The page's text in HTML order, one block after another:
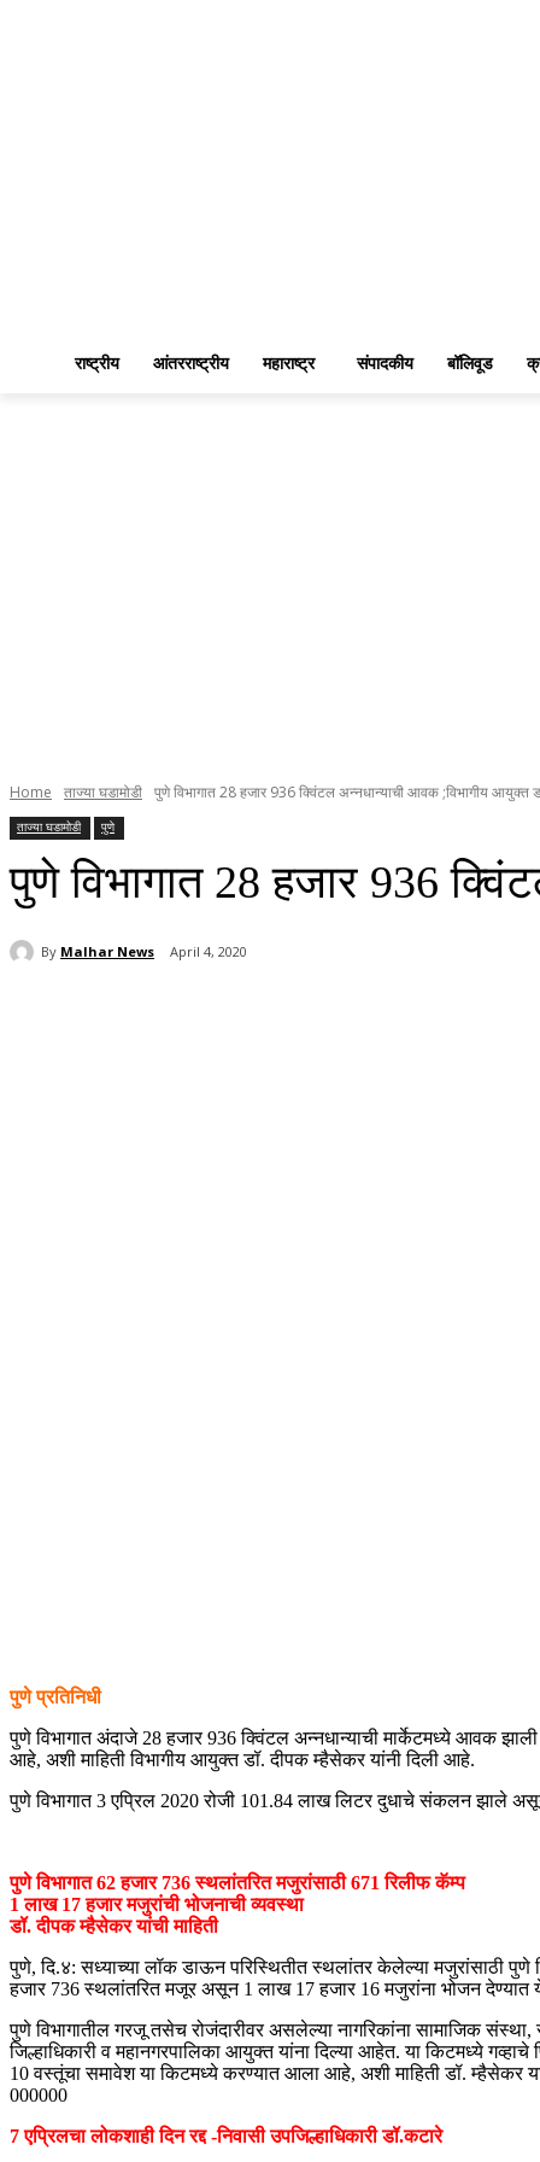
राष्ट्रीय आंतरराष्ट्रीय महाराष्ट्र संपादकीय बॉलिवूड
Home ताज्या घडामोडी पुणे विभागात 28 हजार 936 क्विंटल अन्नधान्याची आवक ;विभागीय आयुक्त
ताज्या घडामोडी पुणे
पुणे विभागात 28 हजार 936
By Malhar News April 4, 2020
पुणे प्रतिनिधी
पुणे विभागात अंदाजे 28 हजार 936 क्विंटल अन्नधान्याची मार्केटमध्ये आवक
आहे, अशी माहिती विभागीय आयुक्त डॉ. दीपक म्हैसेकर यांनी दिली आहे.
पुणे विभागात 3 एप्रिल 2020 रोजी 101.84 लाख लिटर दुधाचे संकलन झाले
पुणे विभागात 62 हजार 736 स्थलांतरित मजुरांसाठी 671 रिलीफ कॅम्प
1 लाख 17 हजार मजुरांची भोजनाची व्यवस्था
डॉ. दीपक म्हैसेकर यांची माहिती
पुणे, दि.४: सध्याच्या लॉक डाऊन परिस्थितीत स्थलांतर केलेल्या मजुरांसाठी
हजार 736 स्थलांतरित मजूर असून 1 लाख 17 हजार 16 मजुरांना भोजन देण्यात
पुणे विभागातील गरजू तसेच रोजंदारीवर असलेल्या नागरिकांना सामाजिक
जिल्हाधिकारी व महानगरपालिका आयुक्त यांना दिल्या आहेत. या किटमध्ये
10 वस्तूंचा समावेश या किटमध्ये करण्यात आला आहे, अशी माहिती डॉ. म्हैसेकर
000000
7 एप्रिलचा लोकशाही दिन रद्द-निवासी उपजिल्हाधिकारी डॉ.कटारे